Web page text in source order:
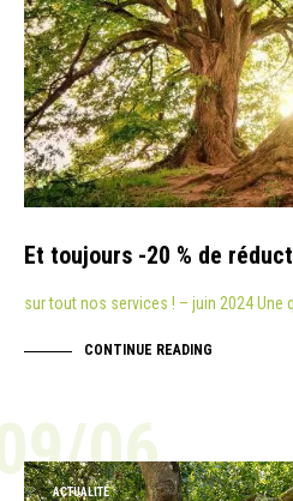
Et toujours -20 % de
sur tout nos services ! – juin 2024 Une
CONTINUE READING
06
ACTUALITÉ